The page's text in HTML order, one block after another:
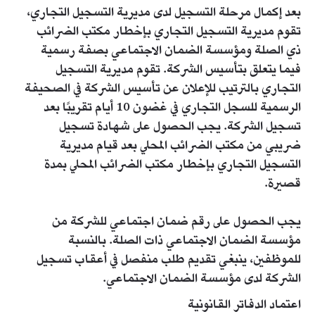
بعد إكمال مرحلة التسجيل لدى مديرية التسجيل التجاري،
تقوم مديرية التسجيل التجاري بإخطار مكتب الضرائب
ذي الصلة ومؤسسة الضمان الاجتماعي بصفة رسمية
فيما يتعلق بتأسيس الشركة. تقوم مديرية التسجيل
التجاري بالترتيب للإعلان عن تأسيس الشركة في الصحيفة
الرسمية للسجل التجاري في غضون 10 أيام تقريبًا بعد
تسجيل الشركة. يجب الحصول على شهادة تسجيل
ضريبي من مكتب الضرائب المحلي بعد قيام مديرية
التسجيل التجاري بإخطار مكتب الضرائب المحلي بمدة
قصيرة.
يجب الحصول على رقم ضمان اجتماعي للشركة من
مؤسسة الضمان الاجتماعي ذات الصلة. بالنسبة
للموظفين، ينبغي تقديم طلب منفصل في أعقاب تسجيل
الشركة لدى مؤسسة الضمان الاجتماعي.
اعتماد الدفاتر القانونية